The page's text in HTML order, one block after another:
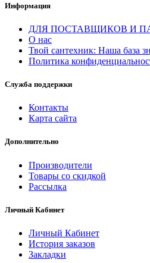
Информация
ДЛЯ ПОСТАВЩИКОВ И
О нас
Твой сантехник: Наша база
Политика
Служба поддержки
Контакты
Карта сайта
Дополнительно
Производители
Товары со скидкой
Рассылка
Личный Кабинет
Личный Кабинет
История заказов
Закладки